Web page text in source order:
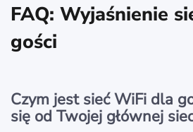
FAQ: Wyjaśnienie
gości
Czym jest sieć WiFi dla
się od Twojej głównej